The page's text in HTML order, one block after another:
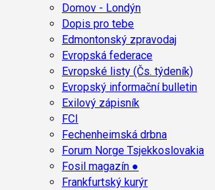
Domov - Londýn
Dopis pro tebe
Edmontonský zpravodaj
Evropská federace
Evropské listy (Čs. týdeník)
Evropský informační bulletin
Exilový zápisník
FCI
Fechenheimská drbna
Forum Norge Tsjekkoslovakia
Fosil magazín ●
Frankfurtský kurýr